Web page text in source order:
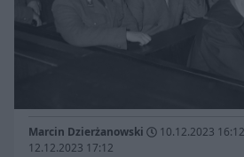
Marcin Dzierżanowski 10.12.2023 16:12
12.12.2023 17:12